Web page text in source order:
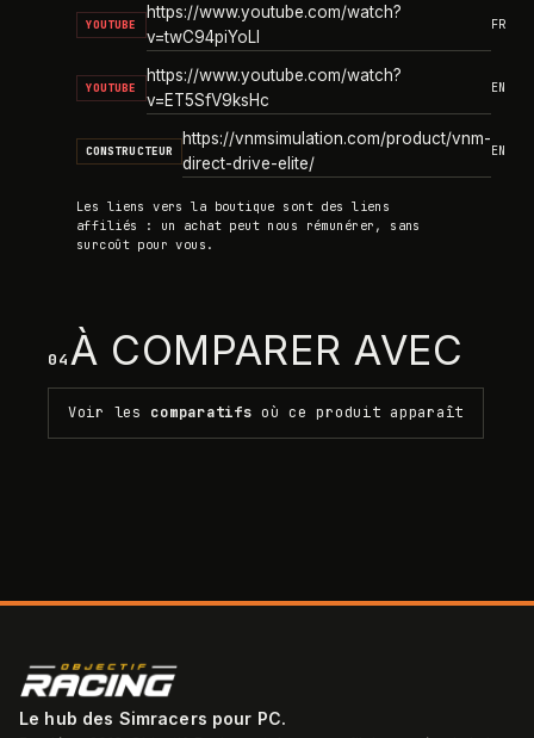
YOUTUBE
https://www.youtube.com/watch?
v=twC94piYoLI
FR
YOUTUBE
https://www.youtube.com/watch?
v=ET5SfV9ksHc
EN
CONSTRUCTEUR
https://vnmsimulation.com/product/vnm-
direct-drive-elite/
EN
Les liens vers la boutique sont des liens
affiliés : un achat peut nous rémunérer, sans
surcoût pour vous.
04 À COMPARER AVEC
Voir les comparatifs où ce produit apparaît
Le hub des Simracers pour PC.